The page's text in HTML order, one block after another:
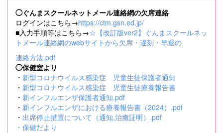
◯ぐんまスクールネットメール連絡網の欠席連絡
ログインはこちら→https://ctm.gsn.ed.jp/
■入力手順等はこちら→☆【改訂版ver2】ぐんまスクールネッ
トメール連絡網のwebサイトから欠席・遅刻・早退の
連絡方法.pdf
◯保健室より
・ 新型コロナウイルス感染症 児童生徒保護者通知
・ 新型コロナウイルス感染症 児童生徒療養報告書
・ 新インフルエンザ保護者通知.pdf
・ 新インフルエンザにおける療養報告書（2024）.pdf
・ 出席停止措置について（通知,治癒証明）.pdf
・ 保健だより